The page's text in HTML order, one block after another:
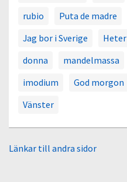
rubio
Puta de madre
Jag bor i Sverige
Heter
donna
mandelmassa
imodium
God morgon
Vänster
Länkar till andra sidor